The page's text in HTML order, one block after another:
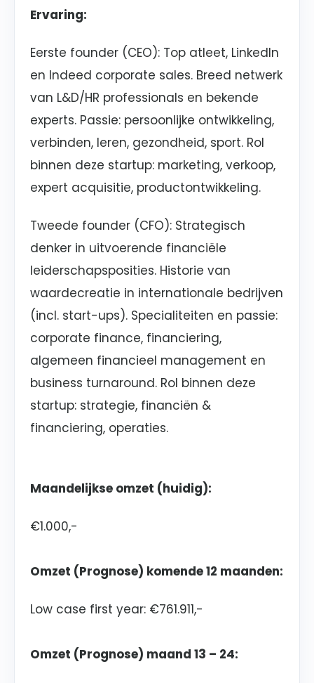
Ervaring:
Eerste founder (CEO): Top atleet, LinkedIn
en Indeed corporate sales. Breed netwerk
van L&D/HR professionals en bekende
experts. Passie: persoonlijke ontwikkeling,
verbinden, leren, gezondheid, sport. Rol
binnen deze startup: marketing, verkoop,
expert acquisitie, productontwikkeling.
Tweede founder (CFO): Strategisch
denker in uitvoerende financiële
leiderschapsposities. Historie van
waardecreatie in internationale bedrijven
(incl. start-ups). Specialiteiten en passie:
corporate finance, financiering,
algemeen financieel management en
business turnaround. Rol binnen deze
startup: strategie, financiën &
financiering, operaties.
Maandelijkse omzet (huidig):
€1.000,-
Omzet (Prognose) komende 12 maanden:
Low case first year: €761.911,-
Omzet (Prognose) maand 13 – 24: